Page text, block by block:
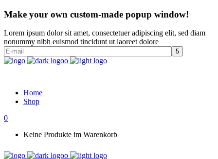
Make your own custom-made popup window!
Lorem ipsum dolor sit amet, consectetuer adipiscing elit, sed diam
nonummy nibh euismod tincidunt ut laoreet dolore
Home
Shop
0
Keine Produkte im Warenkorb